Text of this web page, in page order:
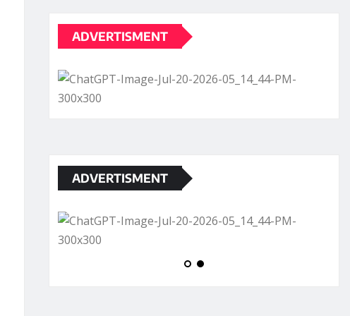
ADVERTISMENT
ADVERTISMENT